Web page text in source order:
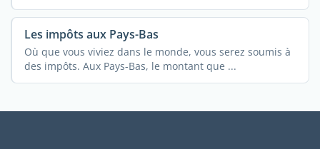
Les impôts aux Pays-Bas
Où que vous viviez dans le monde, vous serez soumis à
des impôts. Aux Pays-Bas, le montant que ...